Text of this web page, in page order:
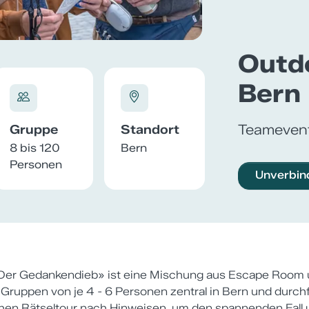
Gruppe
8 bis 120
Personen
Standort
Bern
Bern
Gedankendieb» ist eine Mischung aus Escape
von je 4 - 6 Personen zentral in Bern und